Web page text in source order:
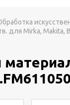
Mirka, Makita,